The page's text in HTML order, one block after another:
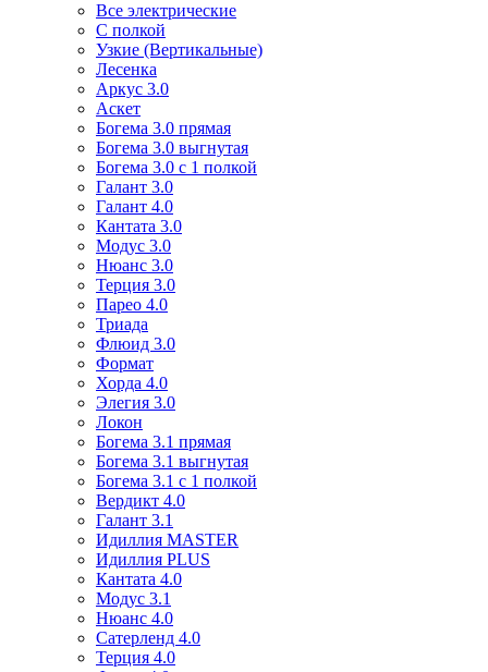
Все электрические
С полкой
Узкие (Вертикальные)
Лесенка
Аркус 3.0
Аскет
Богема 3.0 прямая
Богема 3.0 выгнутая
Богема 3.0 с 1 полкой
Галант 3.0
Галант 4.0
Кантата 3.0
Модус 3.0
Нюанс 3.0
Терция 3.0
Парео 4.0
Триада
Флюид 3.0
Формат
Хорда 4.0
Элегия 3.0
Локон
Богема 3.1 прямая
Богема 3.1 выгнутая
Богема 3.1 с 1 полкой
Вердикт 4.0
Галант 3.1
Идиллия MASTER
Идиллия PLUS
Кантата 4.0
Модус 3.1
Нюанс 4.0
Сатерленд 4.0
Терция 4.0